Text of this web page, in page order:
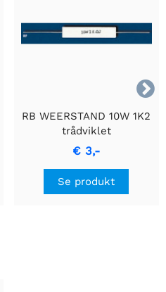

RB WEERSTAND 10W 1K2
trådviklet
cementmodstand med
keramisk hus.
€ 3,-
Se produkt